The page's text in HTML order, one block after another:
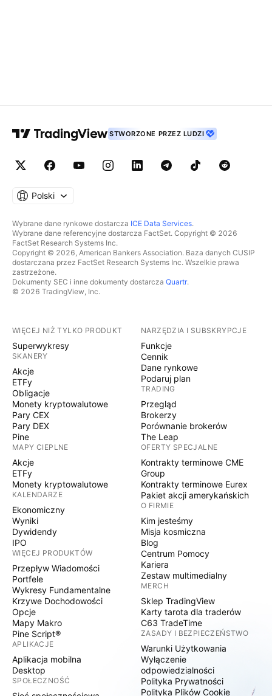
STWORZONE PRZEZ LUDZI
Polski
Wybrane dane rynkowe dostarcza ICE Data Services.
Wybrane dane referencyjne dostarcza FactSet. Copyright © 2026
FactSet Research Systems Inc.
Copyright © 2026, American Bankers Association. Baza danych CUSIP
dostarczana przez FactSet Research Systems Inc. Wszelkie prawa
zastrzeżone.
Dokumenty SEC i inne dokumenty dostarcza Quartr.
© 2026 TradingView, Inc.
WIĘCEJ NIŻ TYLKO PRODUKT
Superwykresy
SKANERY
Akcje
ETFy
Obligacje
Monety kryptowalutowe
Pary CEX
Pary DEX
Pine
MAPY CIEPLNE
Akcje
ETFy
Monety kryptowalutowe
KALENDARZE
Ekonomiczny
Wyniki
Dywidendy
IPO
WIĘCEJ PRODUKTÓW
Przepływ Wiadomości
Portfele
Wykresy Fundamentalne
Krzywe Dochodowości
Opcje
Mapy Makro
Pine Script®
APLIKACJE
Aplikacja mobilna
Desktop
SPOŁECZNOŚĆ
NARZĘDZIA I SUBSKRYPCJE
Funkcje
Cennik
Dane rynkowe
Podaruj plan
TRADING
Przegląd
Brokerzy
Porównanie brokerów
The Leap
OFERTY SPECJALNE
Kontrakty terminowe CME
Group
Kontrakty terminowe Eurex
Pakiet akcji amerykańskich
O FIRMIE
Kim jesteśmy
Misja kosmiczna
Blog
Centrum Pomocy
Kariera
Zestaw multimedialny
MERCH
Sklep TradingView
Karty tarota dla traderów
C63 TradeTime
ZASADY I BEZPIECZEŃSTWO
Warunki Użytkowania
Wyłączenie
odpowiedzialności
Polityka Prywatności
Polityka Plików Cookie